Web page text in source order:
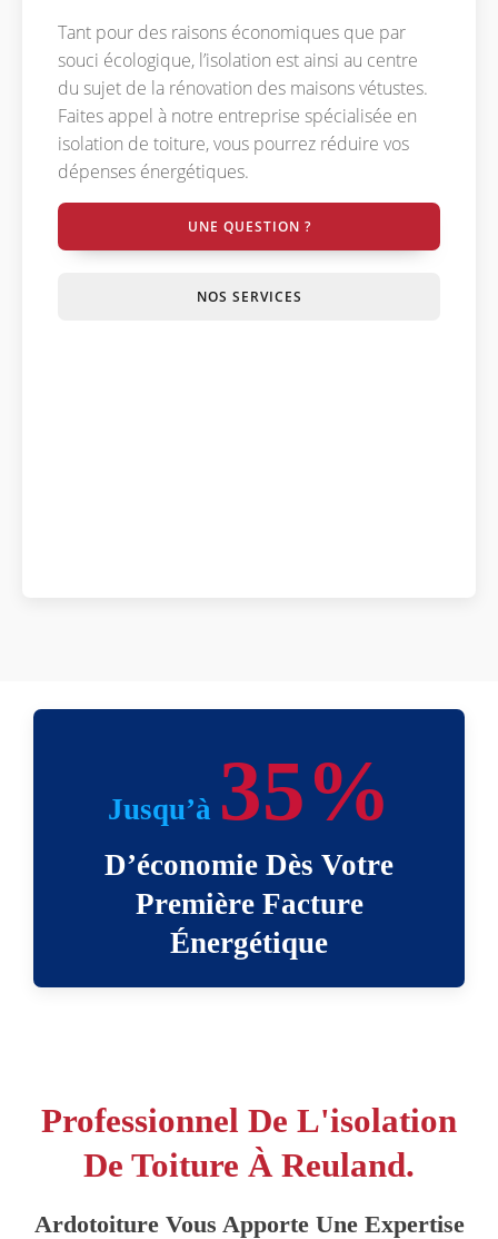
Tant pour des raisons économiques que par
souci écologique, l’isolation est ainsi au centre
du sujet de la rénovation des maisons vétustes.
Faites appel à notre entreprise spécialisée en
isolation de toiture, vous pourrez réduire vos
dépenses énergétiques.
UNE QUESTION ?
NOS SERVICES
Jusqu’à 35%
D’économie Dès Votre
Première Facture
Énergétique
Professionnel De L'isolation
De Toiture À Reuland.
Ardotoiture Vous Apporte Une Expertise